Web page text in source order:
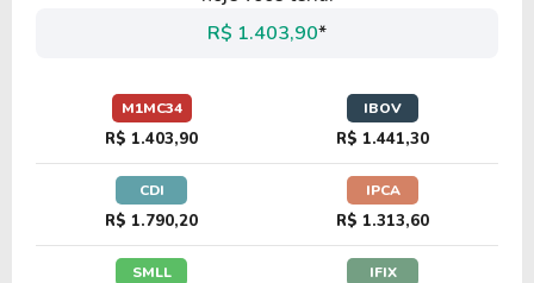
R$ 1.403,90*
M1MC34
R$ 1.403,90
IBOV
R$ 1.441,30
CDI
R$ 1.790,20
IPCA
R$ 1.313,60
SMLL IFIX